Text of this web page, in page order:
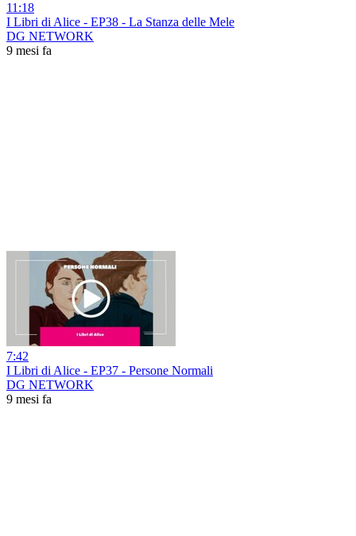
11:18
I Libri di Alice - EP38 - La Stanza delle Mele
DG NETWORK
9 mesi fa
7:42
I Libri di Alice - EP37 - Persone Normali
DG NETWORK
9 mesi fa